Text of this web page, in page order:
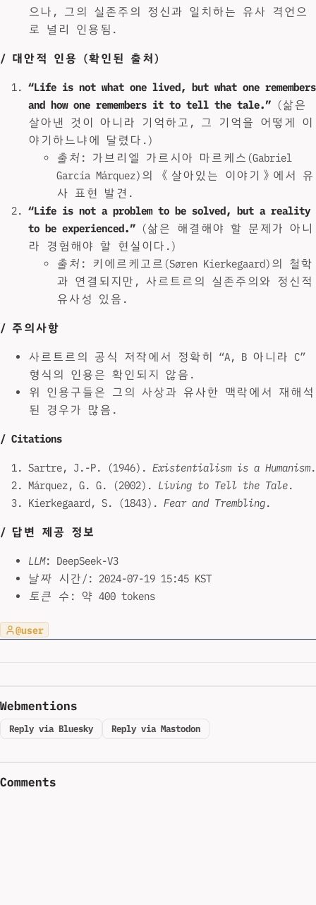
으나, 그의 실존주의 정신과 일치하는 유사 격언으
로 널리 인용됨.
/ 대안적 인용 (확인된 출처)
“Life is not what one lived, but what one remembers
and how one remembers it to tell the tale.” (삶은
살아낸 것이 아니라 기억하고, 그 기억을 어떻게 이
야기하느냐에 달렸다.)
출처 : 가브리엘 가르시아 마르케스(Gabriel
García Márquez)의 《살아있는 이야기》에서 유
사 표현 발견.
“Life is not a problem to be solved, but a reality
to be experienced.” (삶은 해결해야 할 문제가 아니
라 경험해야 할 현실이다.)
출처 : 키에르케고르(Søren Kierkegaard)의 철학
과 연결되지만, 사르트르의 실존주의와 정신적
유사성 있음.
/ 주의사항
사르트르의 공식 저작에서 정확히 “A, B 아니라 C”
형식의 인용은 확인되지 않음.
위 인용구들은 그의 사상과 유사한 맥락에서 재해석
된 경우가 많음.
/ Citations
Sartre, J.-P. (1946). Existentialism is a Humanism.
Márquez, G. G. (2002). Living to Tell the Tale.
Kierkegaard, S. (1843). Fear and Trembling.
/ 답변 제공 정보
LLM: DeepSeek-V3
날짜 시간/: 2024-07-19 15:45 KST
토큰 수 : 약 400 tokens
@user
Webmentions
Reply via Bluesky Reply via Mastodon
Comments